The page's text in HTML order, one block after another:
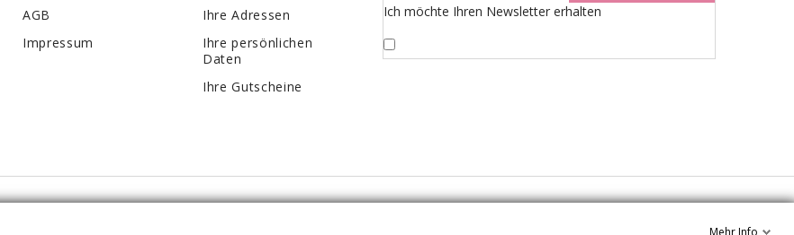
AGB
Impressum
Ihre Adressen
Ihre persönlichen
Daten
Ihre Gutscheine
Ich möchte Ihren Newsletter erhalten
Mehr Info